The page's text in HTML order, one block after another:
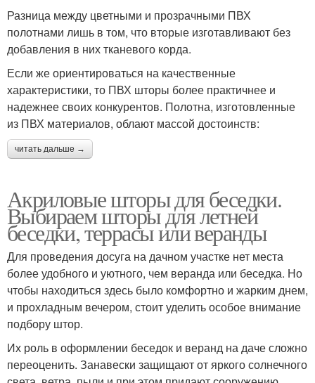
Разница между цветными и прозрачными ПВХ
полотнами лишь в том, что вторые изготавливают без
добавления в них тканевого корда.
Если же ориентироваться на качественные
характеристики, то ПВХ шторы более практичнее и
надежнее своих конкурентов. Полотна, изготовленные
из ПВХ материалов, облают массой достоинств:
читать дальше →
Акриловые шторы для беседки.
Выбираем шторы для летней
беседки, террасы или веранды
Для проведения досуга на дачном участке нет места
более удобного и уютного, чем веранда или беседка. Но
чтобы находиться здесь было комфортно и жарким днем,
и прохладным вечером, стоит уделить особое внимание
подбору штор.
Их роль в оформлении беседок и веранд на даче сложно
переоценить. Занавески защищают от яркого солнечного